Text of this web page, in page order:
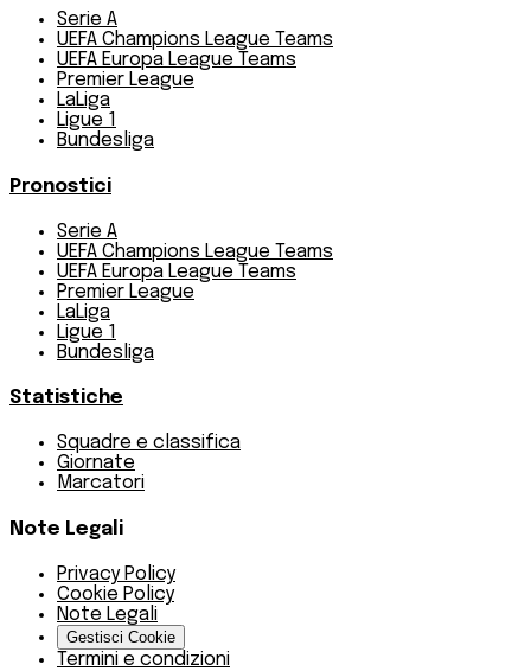
Serie A
UEFA Champions League Teams
UEFA Europa League Teams
Premier League
LaLiga
Ligue 1
Bundesliga
Pronostici
Serie A
UEFA Champions League Teams
UEFA Europa League Teams
Premier League
LaLiga
Ligue 1
Bundesliga
Statistiche
Squadre e classifica
Giornate
Marcatori
Note Legali
Privacy Policy
Cookie Policy
Note Legali
Gestisci Cookie
Termini e condizioni